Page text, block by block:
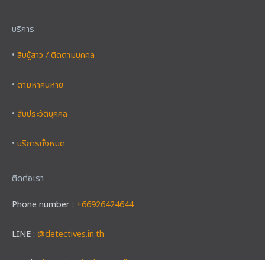
บริการ
• สืบชู้สาว / ติดตามบุคคล
• ตามหาคนหาย
• สืบประวัติบุคคล
• บริการทั้งหมด
ติดต่อเรา
Phone number : +66926424644
LINE : @detectives.in.th